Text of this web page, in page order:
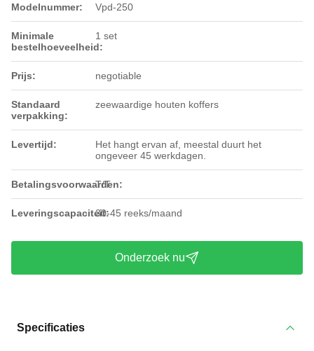
Modelnummer: Vpd-250
Minimale
bestelhoeveelheid:
1 set
Prijs: negotiable
Standaard
verpakking:
zeewaardige houten koffers
Levertijd:
Het hangt ervan af, meestal duurt het
ongeveer 45 werkdagen.
Betalingsvoorwaarden:
T/T
Leveringscapaciteit:30-45 reeks/maand
Onderzoek nu
Specificaties